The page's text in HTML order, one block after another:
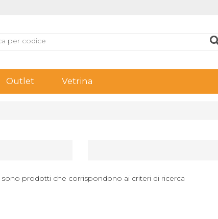
Outlet Vetrina
sono prodotti che corrispondono ai criteri di ricerca